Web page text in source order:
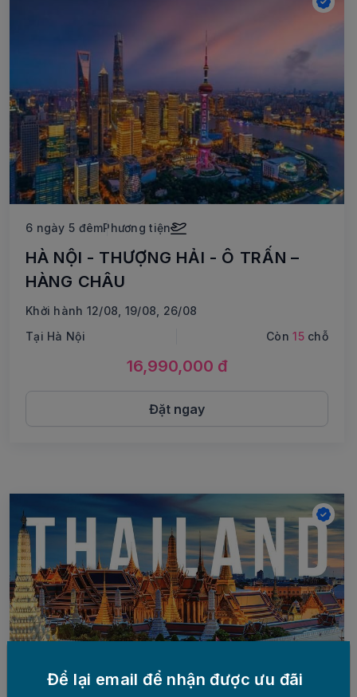
6 ngày 5 đêmPhương tiện
HÀ NỘI - THƯỢNG HẢI - Ô TRẤN –
HÀNG CHÂU
Khởi hành 12/08, 19/08, 26/08
Tại Hà Nội
Còn15chỗ
16,990,000 đ
Đặt ngay
Để lại email để nhận được ưu đãi